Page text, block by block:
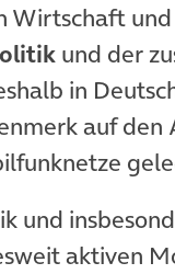
und der
in
auf den
und
aktiven